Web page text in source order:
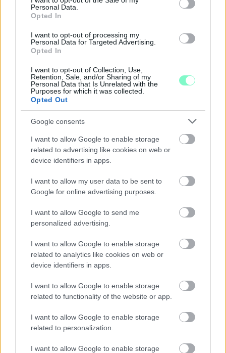
Personal Data.
Opted In
I want to opt-out of processing my
Personal Data for Targeted Advertising.
Opted In
I want to opt-out of Collection, Use,
Retention, Sale, and/or Sharing of my
Personal Data that Is Unrelated with the
Purposes for which it was collected.
Opted Out
Google consents
I want to allow Google to enable storage
related to advertising like cookies on web or
device identifiers in apps.
I want to allow my user data to be sent to
Google for online advertising purposes.
I want to allow Google to send me
personalized advertising.
I want to allow Google to enable storage
related to analytics like cookies on web or
device identifiers in apps.
I want to allow Google to enable storage
related to functionality of the website or app.
I want to allow Google to enable storage
related to personalization.
I want to allow Google to enable storage
ENERGIATAKARÉKOSSÁG: KORÁBBAN KEZDŐDIK
A GYŐRI AUDI ETO KC PÉNTEKI FELKÉSZÜLÉSI
MÉRKŐZÉSE
Az energiaellátás tehermentesítése érdekében másfél órával
előrébb hozták a Brest Bretagne Handball elleni találkozó
1 hozzászólás